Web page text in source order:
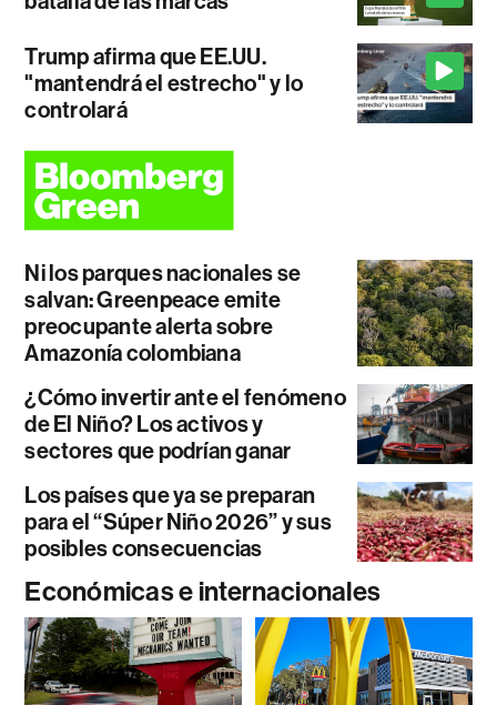
Trump afirma que EE.UU.
"mantendrá el estrecho" y lo
controlará
Ni los parques nacionales se
salvan: Greenpeace emite
preocupante alerta sobre
Amazonía colombiana
¿Cómo invertir ante el fenómeno
de El Niño? Los activos y
sectores que podrían ganar
Los países que ya se preparan
para el “Súper Niño 2026” y sus
posibles consecuencias
Económicas e internacionales